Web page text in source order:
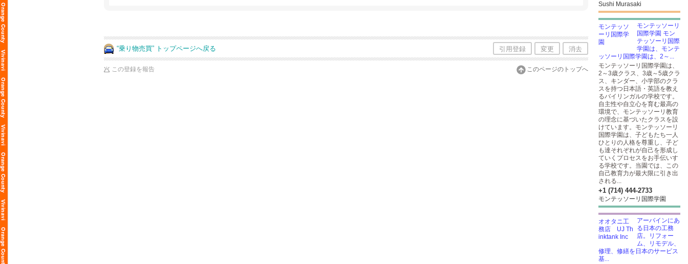
“乗り物売買” トップページへ戻る 引用登録 変更 消去
この登録を報告 このページのトップへ
Sushi Murasaki
モンテッソーリ
国際学園 モン
テッソーリ国際
学園は、モンテ
ッソーリ国際学園は、2～...
モンテッソーリ国際学園は、
2～3歳クラス、3歳～5歳クラ
ス、キンダー、小学部のクラ
スを持つ日本語・英語を教え
るバイリンガルの学校です。
自主性や自立心を育む最高の
環境で、モンテッソーリ教育
の理念に基づいたクラスを設
けています。モンテッソーリ
国際学園は、子どもたち一人
ひとりの人格を尊重し、子ど
も達それぞれが自己を形成し
ていくプロセスをお手伝いす
る学校です。当園では、この
自己教育力が最大限に引き出
される...
+1 (714) 444-2733
モンテッソーリ国際学園
アーバインにあ
る日本の工務
店。リフォー
ム、リモデル、
修理、修繕を日本のサービス
基...